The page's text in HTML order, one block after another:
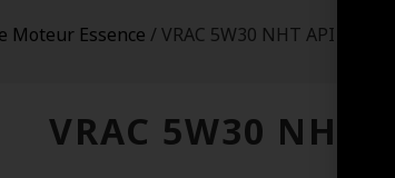
Moteur Essence / VRAC 5W30 NHT API SN
VRAC 5W30 NHT